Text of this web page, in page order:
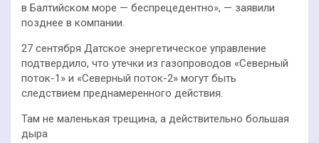
в Балтийском море — беспрецедентно», — заявили
позднее в компании.
27 сентября Датское энергетическое управление
подтвердило, что утечки из газопроводов «Северный
поток-1» и «Северный поток-2» могут быть
следствием преднамеренного действия.
Там не маленькая трещина, а действительно большая
дыра